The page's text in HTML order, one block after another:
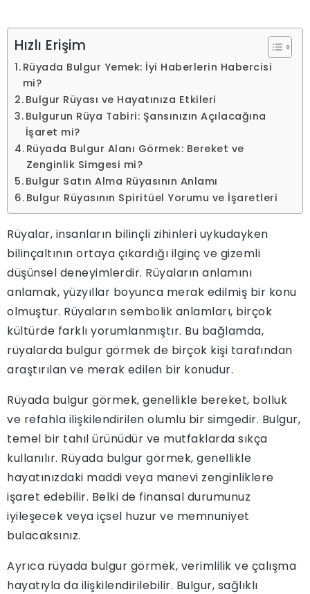
Hızlı Erişim
Rüyada Bulgur Yemek: İyi Haberlerin Habercisi
mi?
Bulgur Rüyası ve Hayatınıza Etkileri
Bulgurun Rüya Tabiri: Şansınızın Açılacağına
İşaret mi?
Rüyada Bulgur Alanı Görmek: Bereket ve
Zenginlik Simgesi mi?
Bulgur Satın Alma Rüyasının Anlamı
Bulgur Rüyasının Spiritüel Yorumu ve İşaretleri
Rüyalar, insanların bilinçli zihinleri uykudayken
bilinçaltının ortaya çıkardığı ilginç ve gizemli
düşünsel deneyimlerdir. Rüyaların anlamını
anlamak, yüzyıllar boyunca merak edilmiş bir konu
olmuştur. Rüyaların sembolik anlamları, birçok
kültürde farklı yorumlanmıştır. Bu bağlamda,
rüyalarda bulgur görmek de birçok kişi tarafından
araştırılan ve merak edilen bir konudur.
Rüyada bulgur görmek, genellikle bereket, bolluk
ve refahla ilişkilendirilen olumlu bir simgedir. Bulgur,
temel bir tahıl ürünüdür ve mutfaklarda sıkça
kullanılır. Rüyada bulgur görmek, genellikle
hayatınızdaki maddi veya manevi zenginliklere
işaret edebilir. Belki de finansal durumunuz
iyileşecek veya içsel huzur ve memnuniyet
bulacaksınız.
Ayrıca rüyada bulgur görmek, verimlilik ve çalışma
hayatıyla da ilişkilendirilebilir. Bulgur, sağlıklı